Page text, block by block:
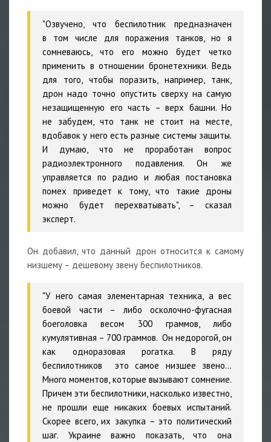
"Озвучено, что беспилотник предназначен
в том числе для поражения танков, но я
сомневаюсь, что его можно будет четко
применить в отношении бронетехники. Ведь
для того, чтобы поразить, например, танк,
дрон надо точно опустить сверху на самую
незащищенную его часть – верх башни. Но
не забудем, что танк не стоит на месте,
вдобавок у него есть разные системы защиты.
И думаю, что не проработан вопрос
радиоэлектронного подавления. Он же
управляется по радио и любая постановка
помех приведет к тому, что такие дроны
можно будет перехватывать", – сказал
эксперт.
Он добавил, что данный дрон относится к самому
низшему – дешевому звену беспилотников.
"У него самая элементарная техника, а вес
боевой части – либо осколочно-фугасная
боеголовка весом 300 граммов, либо
кумулятивная – 700 граммов. Он недорогой, он
как одноразовая рогатка. В ряду
беспилотников это самое низшее звено…
Много моментов, которые вызывают сомнение.
Причем эти беспилотники, насколько известно,
не прошли еще никаких боевых испытаний.
Скорее всего, их закупка – это политический
шаг. Украине важно показать, что она